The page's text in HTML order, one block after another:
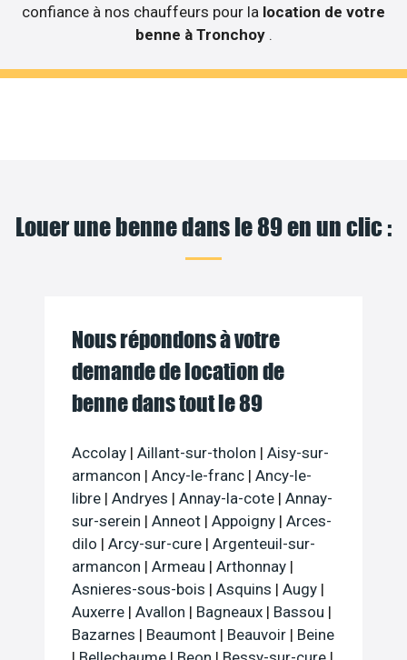
confiance à nos chauffeurs pour la location de votre
benne à Tronchoy .
Louer une benne dans le 89 en un clic :
Nous répondons à votre
demande de location de
benne dans tout le 89
Accolay | Aillant-sur-tholon | Aisy-sur-
armancon | Ancy-le-franc | Ancy-le-
libre | Andryes | Annay-la-cote | Annay-
sur-serein | Anneot | Appoigny | Arces-
dilo | Arcy-sur-cure | Argenteuil-sur-
armancon | Armeau | Arthonnay |
Asnieres-sous-bois | Asquins | Augy |
Auxerre | Avallon | Bagneaux | Bassou |
Bazarnes | Beaumont | Beauvoir | Beine